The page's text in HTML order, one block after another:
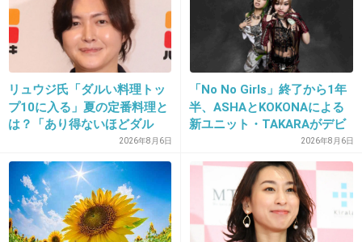
17. 匿名 2014/05/30(金) 01:03:39
＞20日のブログでも、木下は西山ともに子連れ
で遊んでおり「ばきべいべーまっっっぢ美人す
ぎて かわいー連呼やばかったなw」と語ってい
る。
ブログ見てきたけど2人とも顔怖すぎ
リュウジ氏「ダルい料理トッ
プ10に入る」夏の定番料理と
は？「あり得ないほどダル
2026年8月6日
「No No Girls」終了から1年
半、ASHAとKOKONAによる
新ユニット・TAKARAがデビ
2026年8月6日